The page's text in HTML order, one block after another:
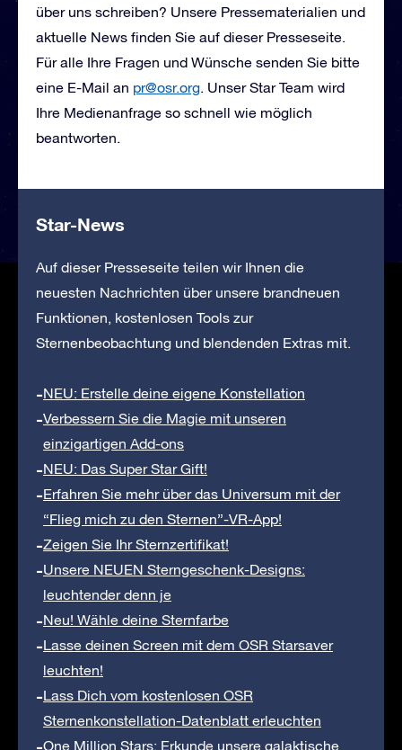
über uns schreiben? Unsere Pressematerialien und
aktuelle News finden Sie auf dieser Presseseite.
Für alle Ihre Fragen und Wünsche senden Sie bitte
eine E-Mail an pr@osr.org. Unser Star Team wird
Ihre Medienanfrage so schnell wie möglich
beantworten.
Star-News
Auf dieser Presseseite teilen wir Ihnen die
neuesten Nachrichten über unsere brandneuen
Funktionen, kostenlosen Tools zur
Sternenbeobachtung und blendenden Extras mit.
NEU: Erstelle deine eigene Konstellation
Verbessern Sie die Magie mit unseren
einzigartigen Add-ons
NEU: Das Super Star Gift!
Erfahren Sie mehr über das Universum mit der
“Flieg mich zu den Sternen”-VR-App!
Zeigen Sie Ihr Sternzertifikat!
Unsere NEUEN Sterngeschenk-Designs:
leuchtender denn je
Neu! Wähle deine Sternfarbe
Lasse deinen Screen mit dem OSR Starsaver
leuchten!
Lass Dich vom kostenlosen OSR
Sternenkonstellation-Datenblatt erleuchten
One Million Stars: Erkunde unsere galaktische